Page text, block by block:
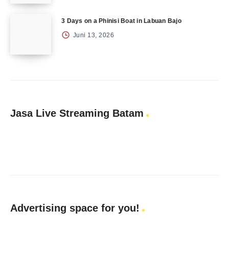
3 Days on a Phinisi Boat in Labuan Bajo
Juni 13, 2026
Jasa Live Streaming Batam
Advertising space for you!